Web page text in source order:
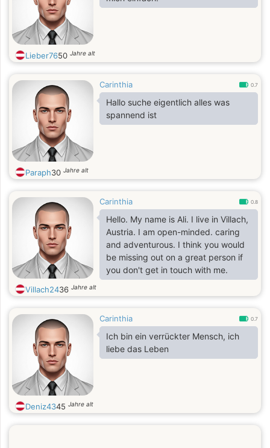
Lieber7650 Jahre alt
Carinthia 0.7
Hallo suche eigentlich alles was
spannend ist
Paraph30 Jahre alt
Carinthia 0.8
Hello. My name is Ali. I live in Villach,
Austria. I am open-minded. caring
and adventurous. I think you would
be missing out on a great person if
you don't get in touch with me.
Villach2436 Jahre alt
Carinthia 0.7
Ich bin ein verrückter Mensch, ich
liebe das Leben
Deniz4345 Jahre alt